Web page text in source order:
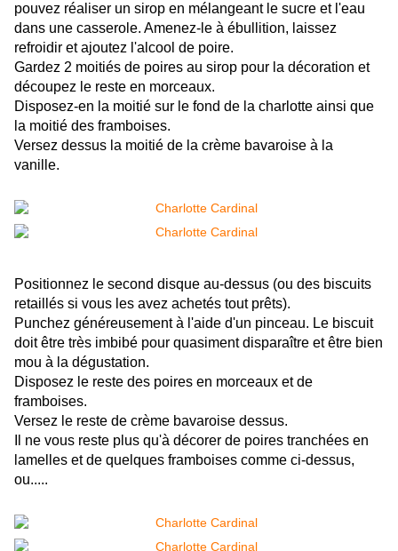
pouvez réaliser un sirop en mélangeant le sucre et l'eau
dans une casserole. Amenez-le à ébullition, laissez
refroidir et ajoutez l'alcool de poire.
Gardez 2 moitiés de poires au sirop pour la décoration et
découpez le reste en morceaux.
Disposez-en la moitié sur le fond de la charlotte ainsi que
la moitié des framboises.
Versez dessus la moitié de la crème bavaroise à la
vanille.
Positionnez le second disque au-dessus (ou des biscuits
retaillés si vous les avez achetés tout prêts).
Punchez généreusement à l'aide d'un pinceau. Le biscuit
doit être très imbibé pour quasiment disparaître et être bien
mou à la dégustation.
Disposez le reste des poires en morceaux et de
framboises.
Versez le reste de crème bavaroise dessus.
Il ne vous reste plus qu'à décorer de poires tranchées en
lamelles et de quelques framboises comme ci-dessus,
ou.....